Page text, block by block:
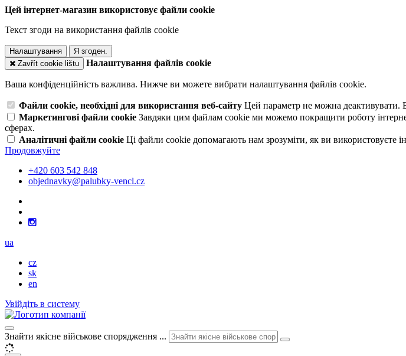
Цей інтернет-магазин використовує файли cookie
Текст згоди на використання файлів cookie
Налаштування
Я згоден.
Zavřít cookie lištu
Налаштування файлів cookie
Ваша конфіденційність важлива. Нижче ви можете вибрати налаштування файлів cookie.
Файли cookie, необхідні для використання веб-сайту Цей параметр не можна деактивувати.
Маркетингові файли cookie Завдяки цим файлам cookie ми можемо покращити роботу
сферах.
Аналітичні файли cookie Ці файли cookie допомагають нам зрозуміти, як ви
Продовжуйте
+420 603 542 848
objednavky@palubky-vencl.cz
ua
cz
sk
en
Увійдіть в систему
Знайти якісне військове спорядження ...